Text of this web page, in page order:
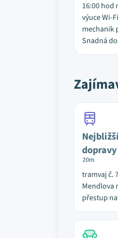
16:00 hod
výuce Wi-
mechanik
Snadná
dopravy
20m
tramvaj č.
Mendlova
přestup